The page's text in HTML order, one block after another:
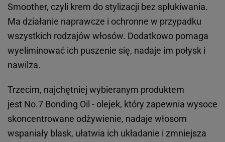
Smoother, czyli krem do stylizacji bez spłukiwania.
Ma działanie naprawcze i ochronne w przypadku
wszystkich rodzajów włosów. Dodatkowo pomaga
wyeliminować ich puszenie się, nadaje im połysk i
nawilża.
Trzecim, najchętniej wybieranym produktem
jest No.7 Bonding Oil - olejek, który zapewnia wysoce
skoncentrowane odżywienie, nadaje włosom
wspaniały blask, ułatwia ich układanie i zmniejsza